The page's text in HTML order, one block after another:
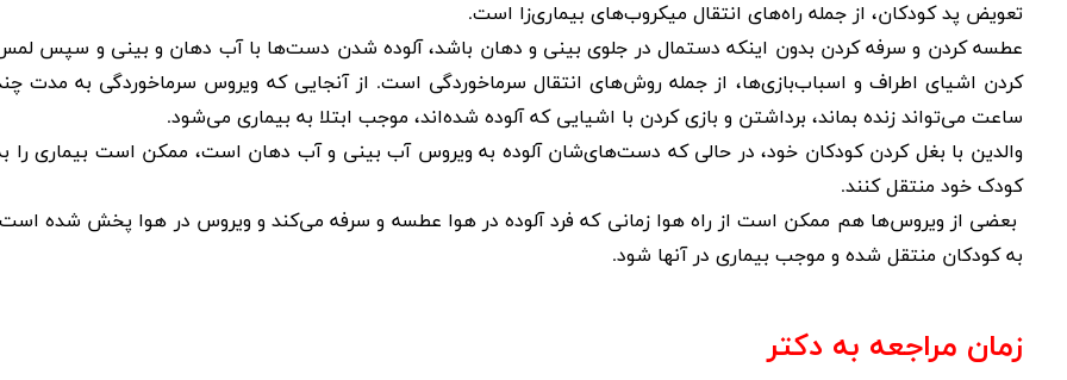
تعویض پد کودکان، از جمله راه‌های انتقال میکروب‌های بیماری‌زا است.
عطسه کردن و سرفه کردن بدون اینکه دستمال در جلوی بینی و دهان باشد، آلوده شدن دست‌ها با آب دهان و بینی و سپس
کردن اشیای اطراف و اسباب‌بازی‌ها، از جمله روش‌های انتقال سرماخوردگی است. از آنجایی که ویروس سرماخوردگی به مدت
ساعت می‌تواند زنده بماند، برداشتن و بازی کردن با اشیایی که آلوده شده‌اند، موجب ابتلا به بیماری می‌شود.
والدین با بغل کردن کودکان خود، در حالی که دست‌ها‌ی‌شان آلوده به ویروس آب بینی و آب دهان است، ممکن است بیماری را
کودک خود منتقل کنند.
بعضی از ویروس‌ها هم ممکن است از راه هوا زمانی که فرد آلوده در هوا عطسه و سرفه می‌کند و ویروس در هوا پخش شده
به کودکان منتقل شده و موجب بیماری در آنها شود.
زمان مراجعه به دکتر